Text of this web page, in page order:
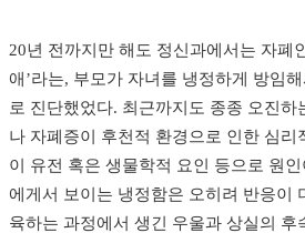
20년 전까지만 해도 정신과에서는 자폐
애’라는, 부모가 자녀를 냉정하게 방임
로 진단했었다. 최근까지도 종종 오진하
나 자폐증이 후천적 환경으로 인한 심리
이 유전 혹은 생물학적 요인 등으로 원
에게서 보이는 냉정함은 오히려 반응이
육하는 과정에서 생긴 우울과 상실의 후